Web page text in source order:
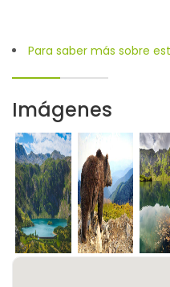
Para saber más sobre
Imágenes